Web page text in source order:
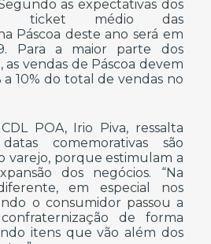
as expectativas dos
o ticket médio das
Páscoa deste ano será em
Para a maior parte dos
as vendas de Páscoa devem
a 10% do total de vendas no
POA, Irio Piva, ressalta
comemorativas são
varejo, porque estimulam a
dos negócios. “Na
em especial nos
o consumidor passou a
de forma
itens que vão além dos